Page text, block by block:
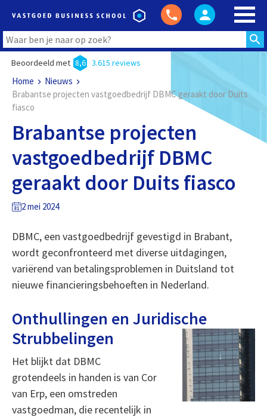
Beoordeeld met 8,6 3.615 reviews
Home
Nieuws
Brabantse projecten vastgoedbedrijf DBMC geraakt door Duits
fiasco
Brabantse projecten
vastgoedbedrijf DBMC
geraakt door Duits fiasco
2 mei 2024
DBMC, een vastgoedbedrijf gevestigd in Brabant,
wordt geconfronteerd met diverse uitdagingen,
variërend van betalingsproblemen in Duitsland tot
nieuwe financieringsbehoeften in Nederland.
Onthullingen en Juridische
Strubbelingen
Het blijkt dat DBMC
grotendeels in handen is van Cor
van Erp, een omstreden
vastgoedman, die recentelijk in